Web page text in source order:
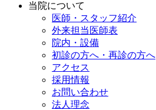
当院について
医師・スタッフ紹介
外来担当医師表
院内・設備
初診の方へ・再診の方へ
アクセス
採用情報
お問い合わせ
法人理念